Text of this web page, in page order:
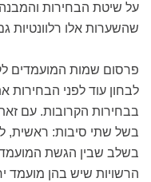
על שיטת הבחירות והמבנה
שהשערות אלו רלוונטיות גם
לבחון עוד לפני
בבחירות הקרובות. עם
בשל שתי סיבות: ראשית,
בשלב שבין הגשת
הרשויות שיש בהן מועמד